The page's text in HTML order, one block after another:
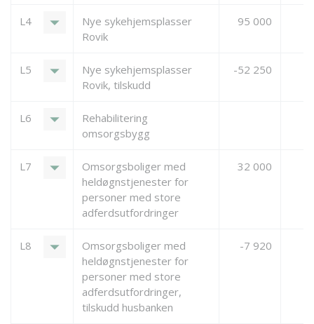
L4 arrow_drop_down
Nye sykehjemsplasser
Rovik
95 000
L5 arrow_drop_down
Nye sykehjemsplasser
Rovik, tilskudd
-52 250
L6 arrow_drop_down
Rehabilitering
omsorgsbygg
L7 arrow_drop_down
Omsorgsboliger med
heldøgnstjenester for
personer med store
adferdsutfordringer
32 000
L8 arrow_drop_down
Omsorgsboliger med
heldøgnstjenester for
personer med store
adferdsutfordringer,
tilskudd husbanken
-7 920